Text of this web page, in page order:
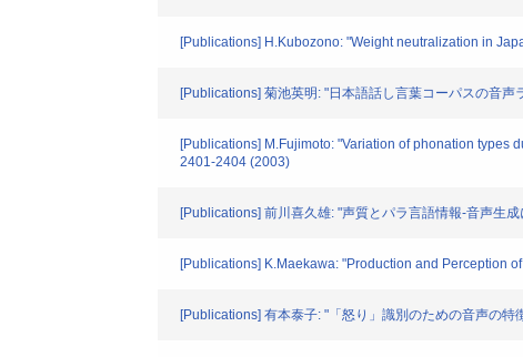
[Publications] H.Kubozono: "Weight neutralization in
[Publications] 菊池英明: "日本語話し言葉コーパスの音
[Publications] M.Fujimoto: "Variation of phonation
2401-2404 (2003)
[Publications] 前川喜久雄: "声質とパラ言語情報-音声生
[Publications] K.Maekawa: "Production and Perception
[Publications] 有本泰子: "「怒り」識別のための音声の